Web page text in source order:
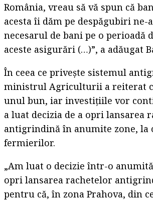
România, vreau să vă spun că
acesta îi dăm pe despăgubiri
necesarul de bani pe o perioadă
aceste asigurări (…)”, a adăugat
În ceea ce priveşte sistemul
ministrul Agriculturii a reiterat
unul bun, iar investiţiile vor
a luat decizia de a opri lansarea
antigrindină în anumite zone, la
fermierilor.
„Am luat o decizie într-o
opri lansarea rachetelor
pentru că, în zona Prahova, din